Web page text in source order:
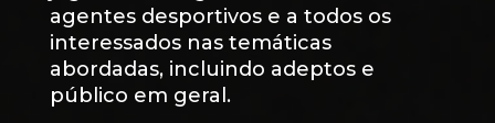
agentes desportivos e a todos os
interessados nas temáticas
abordadas, incluindo adeptos e
público em geral.